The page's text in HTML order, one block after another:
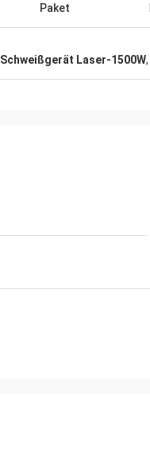
Paket
Schweißgerät Laser-1500W,